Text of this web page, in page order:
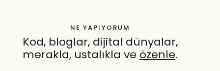
NE YAPIYORUM
Kod, bloglar, dijital dünyalar,
merakla, ustalıkla ve özenle.